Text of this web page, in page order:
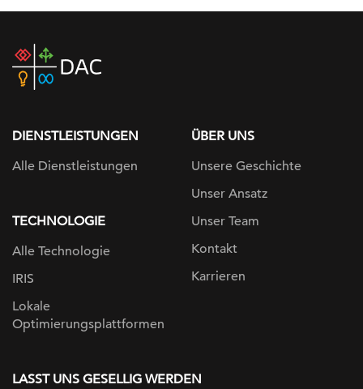
DAC
home
DIENSTLEISTUNGEN
Alle Dienstleistungen
TECHNOLOGIE
Alle Technologie
IRIS
Lokale
Optimierungsplattformen
ÜBER UNS
Unsere Geschichte
Unser Ansatz
Unser Team
Kontakt
Karrieren
LASST UNS GESELLIG WERDEN